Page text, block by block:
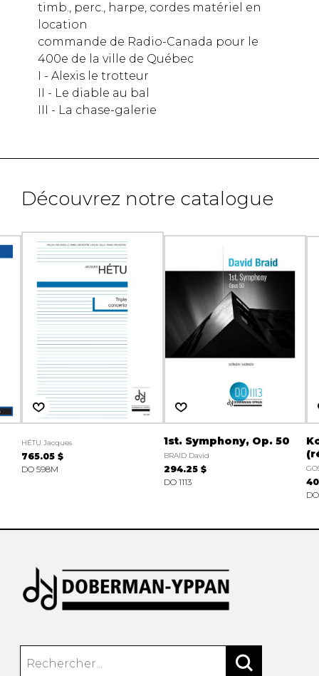
timb., perc., harpe, cordes matériel en
location
commande de Radio-Canada pour le
400e de la ville de Québec
I - Alexis le trotteur
II - Le diable au bal
III - La chase-galerie
Découvrez notre catalogue
HÉTU Jacques
765.05 $
DO 598M
1st. Symphony, Op. 50
BRAID David
294.25 $
DO 1113